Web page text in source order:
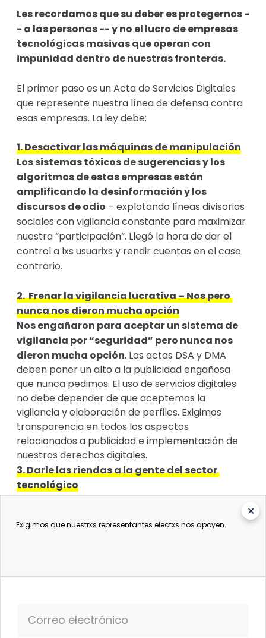
Les recordamos que su deber es protegernos -
- a las personas -- y no el lucro de empresas
tecnológicas masivas que operan con
impunidad dentro de nuestras fronteras.
El primer paso es un Acta de Servicios Digitales
que represente nuestra línea de defensa contra
esas empresas. La ley debe:
1. Desactivar las máquinas de manipulación
Los sistemas tóxicos de sugerencias y los
algoritmos de estas empresas están
amplificando la desinformación y los
discursos de odio – explotando líneas divisorias
sociales con vigilancia constante para maximizar
nuestra “participación”. Llegó la hora de dar el
control a lxs usuarixs y rendir cuentas en el caso
contrario.
2.  Frenar la vigilancia lucrativa – Nos pero
nunca nos dieron mucha opción
Nos engañaron para aceptar un sistema de
vigilancia por “seguridad” pero nunca nos
dieron mucha opción. Las actas DSA y DMA
deben poner un alto a la publicidad engañosa
que nunca pedimos. El uso de servicios digitales
no debe depender de que aceptemos la
vigilancia y elaboración de perfiles. Exigimos
transparencia en todos los aspectos
relacionados a publicidad e implementación de
nuestros derechos digitales.
3. Darle las riendas a la gente del sector
tecnológico
Estas corporaciones no pueden seguir mandando
debe dar más poder a lxs reguladorxs para
manipuladas fácilmente. Europa no puede
✕
Exigimos que nuestrxs representantes electxs nos apoyen.
Correo electrónico